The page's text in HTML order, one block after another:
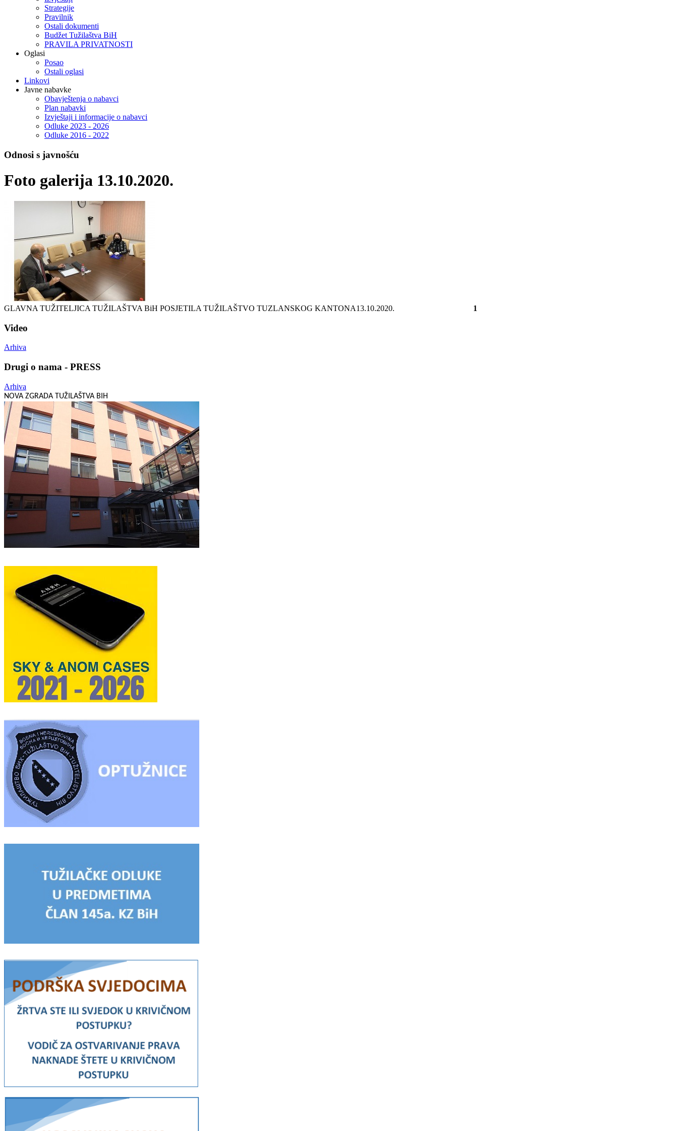
Strategije
Pravilnik
Ostali dokumenti
Budžet Tužilaštva BiH
PRAVILA PRIVATNOSTI
Oglasi
Posao
Ostali oglasi
Linkovi
Javne nabavke
Obavještenja o nabavci
Plan nabavki
Izvještaji i informacije o nabavci
Odluke 2023 - 2026
Odluke 2016 - 2022
Odnosi s javnošću
Foto galerija 13.10.2020.
GLAVNA TUŽITELJICA TUŽILAŠTVA BiH POSJETILA TUŽILAŠTVO TUZLANSKOG KANTONA13.10.2020. 1
Video
Arhiva
Drugi o nama - PRESS
Arhiva
NOVA ZGRADA TUŽILAŠTVA BIH